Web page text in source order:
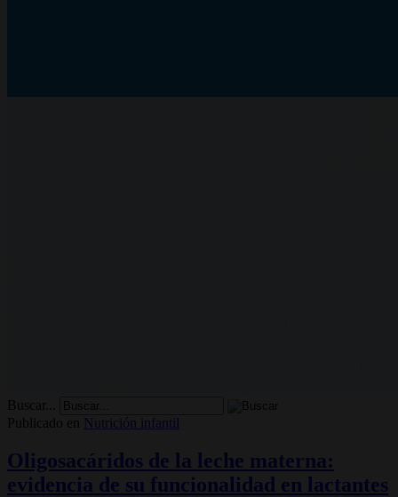
Buscar...
Publicado en
Nutrición infantil
Oligosacáridos de la leche materna:
evidencia de su funcionalidad en lactantes